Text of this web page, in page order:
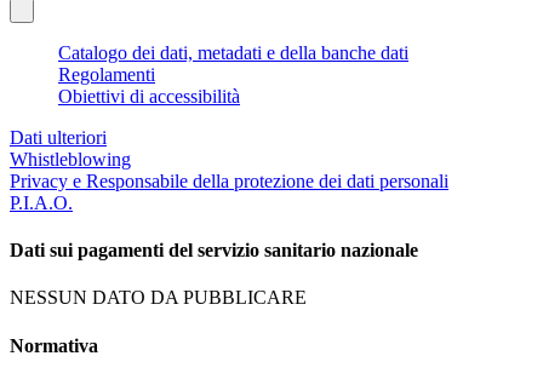
Catalogo dei dati, metadati e della banche dati
Regolamenti
Obiettivi di accessibilità
Dati ulteriori
Whistleblowing
Privacy e Responsabile della protezione dei dati personali
P.I.A.O.
Dati sui pagamenti del servizio sanitario nazionale
NESSUN DATO DA PUBBLICARE
Normativa